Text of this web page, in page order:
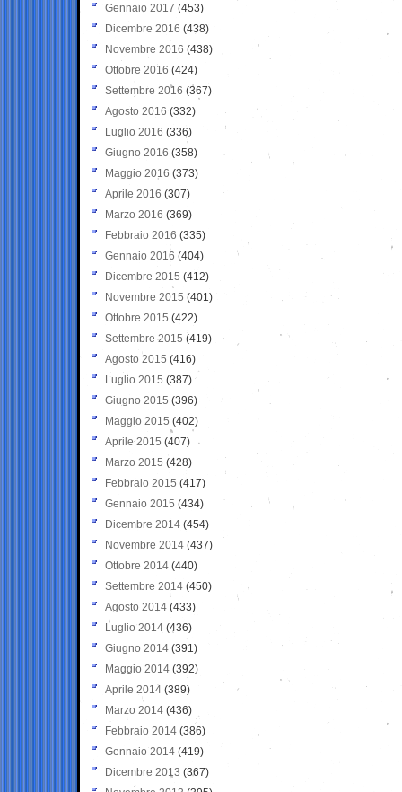
Gennaio 2017 (453)
Dicembre 2016 (438)
Novembre 2016 (438)
Ottobre 2016 (424)
Settembre 2016 (367)
Agosto 2016 (332)
Luglio 2016 (336)
Giugno 2016 (358)
Maggio 2016 (373)
Aprile 2016 (307)
Marzo 2016 (369)
Febbraio 2016 (335)
Gennaio 2016 (404)
Dicembre 2015 (412)
Novembre 2015 (401)
Ottobre 2015 (422)
Settembre 2015 (419)
Agosto 2015 (416)
Luglio 2015 (387)
Giugno 2015 (396)
Maggio 2015 (402)
Aprile 2015 (407)
Marzo 2015 (428)
Febbraio 2015 (417)
Gennaio 2015 (434)
Dicembre 2014 (454)
Novembre 2014 (437)
Ottobre 2014 (440)
Settembre 2014 (450)
Agosto 2014 (433)
Luglio 2014 (436)
Giugno 2014 (391)
Maggio 2014 (392)
Aprile 2014 (389)
Marzo 2014 (436)
Febbraio 2014 (386)
Gennaio 2014 (419)
Dicembre 2013 (367)